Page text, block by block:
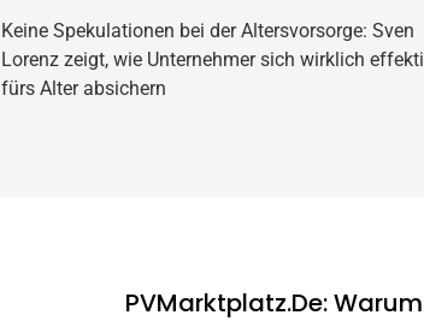
Keine Spekulationen bei der Altersvorsorge: Sven
Lorenz zeigt, wie Unternehmer sich wirklich
fürs Alter absichern
PVMarktplatz.de: Warum